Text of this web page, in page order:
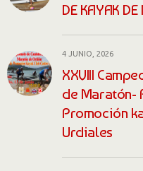
DE KAYAK DE
4 JUNIO, 2026
XXVIII
de Maratón-
Promoción
Urdiales